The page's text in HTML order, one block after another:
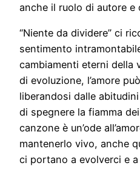
anche il ruolo di autore e
“Niente da dividere” ci
sentimento
cambiamenti eterni della
di evoluzione, l’amore
liberandosi dalle
di spegnere la fiamma
canzone è un’ode
mantenerlo vivo, anche
ci portano a evolverci e a